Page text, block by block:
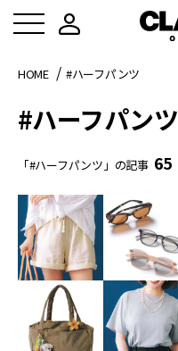
HOME #ハーフパンツ
#ハーフパンツ
「#ハーフパンツ」の記事 65